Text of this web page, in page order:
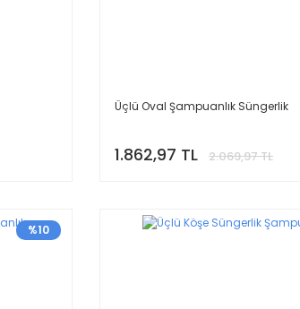
Üçlü Oval Şampuanlık Süngerlik
1.862,97 TL 2.069,97 TL
%10